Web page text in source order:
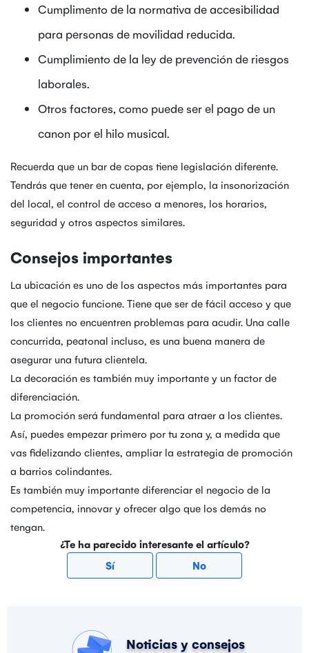
Cumplimento de la normativa de accesibilidad
para personas de movilidad reducida.
Cumplimiento de la ley de prevención de riesgos
laborales.
Otros factores, como puede ser el pago de un
canon por el hilo musical.
Recuerda que un bar de copas tiene legislación diferente.
Tendrás que tener en cuenta, por ejemplo, la insonorización
del local, el control de acceso a menores, los horarios,
seguridad y otros aspectos similares.
Consejos importantes
La ubicación es uno de los aspectos más importantes para
que el negocio funcione. Tiene que ser de fácil acceso y que
los clientes no encuentren problemas para acudir. Una calle
concurrida, peatonal incluso, es una buena manera de
asegurar una futura clientela.
La decoración es también muy importante y un factor de
diferenciación.
La promoción será fundamental para atraer a los clientes.
Así, puedes empezar primero por tu zona y, a medida que
vas fidelizando clientes, ampliar la estrategia de promoción
a barrios colindantes.
Es también muy importante diferenciar el negocio de la
competencia, innovar y ofrecer algo que los demás no
tengan.
¿Te ha parecido interesante el artículo?
Sí
No
Noticias y consejos